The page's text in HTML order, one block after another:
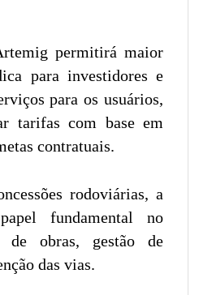
permitirá maior
para investidores e
para os usuários,
tarifas com base em
contratuais.
rodoviárias, a
fundamental no
de obras, gestão de
das vias.